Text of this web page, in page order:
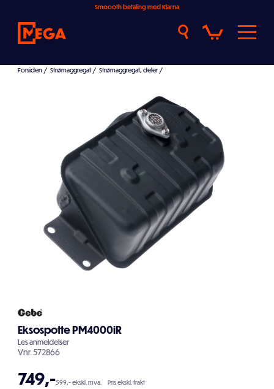
Smoooth betaling med Klarna
Forsiden / Strømaggregat / Strømaggregat, deler /
Eksospotte PM4000iR
Lesanmeldelser
Vnr.572866
749,-599,- ekskl. mva. Pris ekskl. frakt